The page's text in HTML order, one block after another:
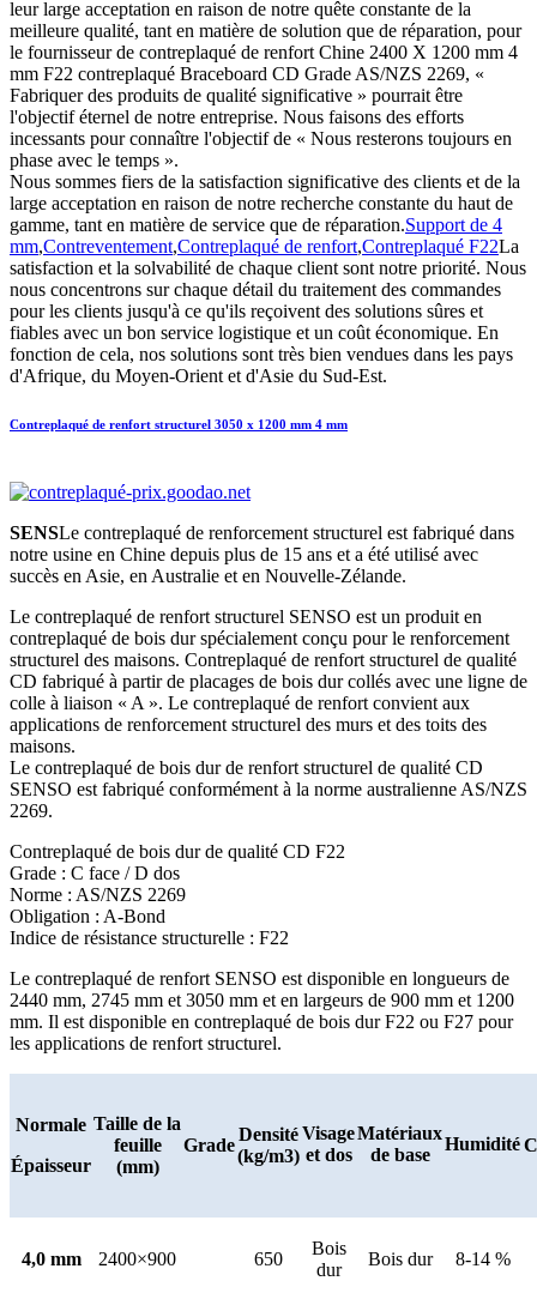
leur large acceptation en raison de notre quête constante de la
meilleure qualité, tant en matière de solution que de réparation, pour
le fournisseur de contreplaqué de renfort Chine 2400 X 1200 mm 4
mm F22 contreplaqué Braceboard CD Grade AS/NZS 2269, «
Fabriquer des produits de qualité significative » pourrait être
l'objectif éternel de notre entreprise. Nous faisons des efforts
incessants pour connaître l'objectif de « Nous resterons toujours en
phase avec le temps ».
Nous sommes fiers de la satisfaction significative des clients et de la
large acceptation en raison de notre recherche constante du haut de
gamme, tant en matière de service que de réparation.Support de 4
mm,Contreventement,Contreplaqué de renfort,Contreplaqué F22La
satisfaction et la solvabilité de chaque client sont notre priorité. Nous
nous concentrons sur chaque détail du traitement des commandes
pour les clients jusqu'à ce qu'ils reçoivent des solutions sûres et
fiables avec un bon service logistique et un coût économique. En
fonction de cela, nos solutions sont très bien vendues dans les pays
d'Afrique, du Moyen-Orient et d'Asie du Sud-Est.
Contreplaqué de renfort structurel 3050 x 1200 mm 4 mm
SENSLe contreplaqué de renforcement structurel est fabriqué dans
notre usine en Chine depuis plus de 15 ans et a été utilisé avec
succès en Asie, en Australie et en Nouvelle-Zélande.
Le contreplaqué de renfort structurel SENSO est un produit en
contreplaqué de bois dur spécialement conçu pour le renforcement
structurel des maisons. Contreplaqué de renfort structurel de qualité
CD fabriqué à partir de placages de bois dur collés avec une ligne de
colle à liaison « A ». Le contreplaqué de renfort convient aux
applications de renforcement structurel des murs et des toits des
maisons.
Le contreplaqué de bois dur de renfort structurel de qualité CD
SENSO est fabriqué conformément à la norme australienne AS/NZS
2269.
Contreplaqué de bois dur de qualité CD F22
Grade : C face / D dos
Norme : AS/NZS 2269
Obligation : A-Bond
Indice de résistance structurelle : F22
Le contreplaqué de renfort SENSO est disponible en longueurs de
2440 mm, 2745 mm et 3050 mm et en largeurs de 900 mm et 1200
mm. Il est disponible en contreplaqué de bois dur F22 ou F27 pour
les applications de renfort structurel.
Normale
Épaisseur
Taille de la
feuille
(mm)
Grade
Densité
(kg/m3)
Visage
et dos
Matériaux
de base
Humidité
4,0 mm 2400×900 650
Bois
dur
Bois dur 8-14 %